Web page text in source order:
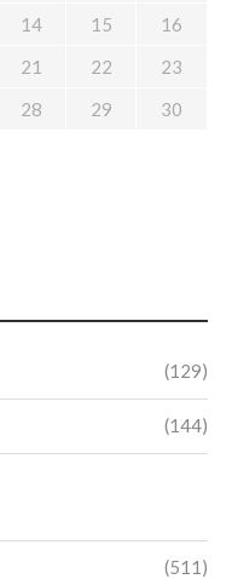
(129)
(144)
(511)
14 15
16
21 22
23
28 29
30